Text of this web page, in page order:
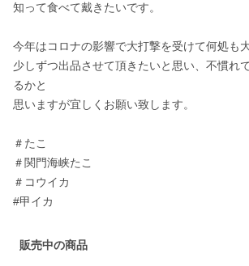
知って食べて戴きたいです。
今年はコロナの影響で大打撃を受けて何処も
少しずつ出品させて頂きたいと思い、不慣れ
るかと
思いますが宜しくお願い致します。
＃たこ
＃関門海峡たこ
＃コウイカ
#甲イカ
販売中の商品